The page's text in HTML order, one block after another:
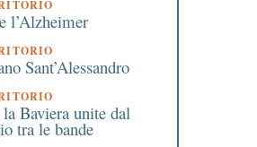
supergruppo
emozioni al Festival
In•Canto
l’Alzheimer
Sant’Alessandro
Baviera unite dal
tra le bande